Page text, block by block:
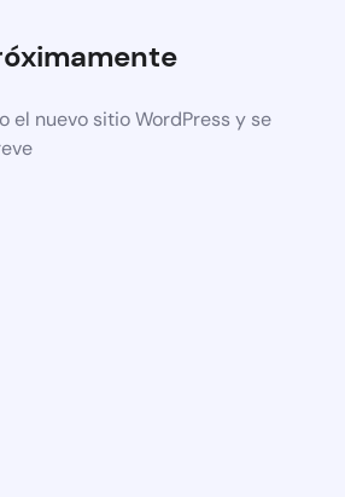
el nuevo sitio WordPress y se